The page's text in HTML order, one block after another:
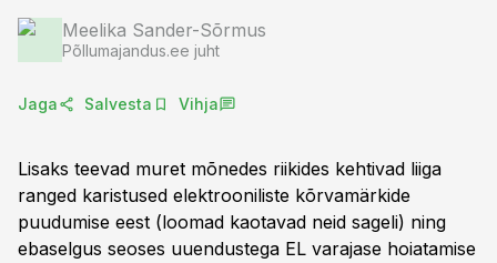
Meelika Sander-Sõrmus
Põllumajandus.ee juht
Jaga Salvesta Vihja
Lisaks teevad muret mõnedes riikides kehtivad liiga
ranged karistused elektrooniliste kõrvamärkide
puudumise eest (loomad kaotavad neid sageli) ning
ebaselgus seoses uuendustega EL varajase hoiatamise